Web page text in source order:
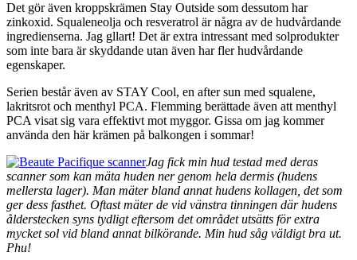
Det gör även kroppskrämen Stay Outside som dessutom har
zinkoxid. Squaleneolja och resveratrol är några av de hudvårdande
ingredienserna. Jag gllart! Det är extra intressant med solprodukter
som inte bara är skyddande utan även har fler hudvårdande
egenskaper.
Serien består även av STAY Cool, en after sun med squalene,
lakritsrot och menthyl PCA. Flemming berättade även att menthyl
PCA visat sig vara effektivt mot myggor. Gissa om jag kommer
använda den här krämen på balkongen i sommar!
Jag fick min hud testad med deras
scanner som kan mäta huden ner genom hela dermis (hudens
mellersta lager). Man mäter bland annat hudens kollagen, det som
ger dess fasthet. Oftast mäter de vid vänstra tinningen där hudens
ålderstecken syns tydligt eftersom det området utsätts för extra
mycket sol vid bland annat bilkörande. Min hud såg väldigt bra ut.
Phu!